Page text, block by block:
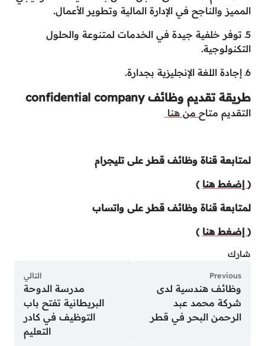
المميز والناجح في الإدارة المالية وتطوير الأعمال.
5ـ توفر خلفية جيدة في الخدمات لمتنوعة والحلول
التكنولوجية.
6ـ إجادة اللغة الإنجليزية بجدارة.
طريقة تقديم وظائف confidential company
التقديم متاح من هنا
لمتابعة قناة وظائف قطر على تليجرام
( إضغط هنا )
لمتابعة قناة وظائف قطر على واتساب
( إضغط هنا )
شارك
Previous
وظائف هندسية لدى
شركة محمد عبد
الرحمن البحر في قطر
التالي
مدرسة الدوحة
البريطانية تفتح باب
التوظيف في كادر
التعليم